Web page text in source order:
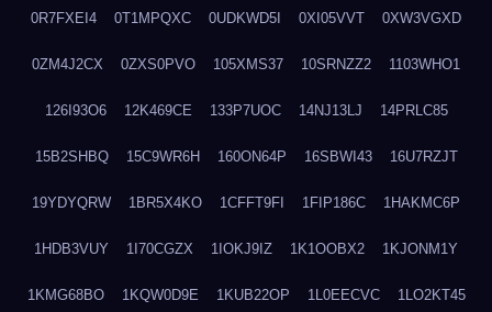
0R7FXEI4 0T1MPQXC 0UDKWD5I 0XI05VVT 0XW3VGXD
0ZM4J2CX 0ZXS0PVO 105XMS37 10SRNZZ2 1103WHO1
126I93O6 12K469CE 133P7UOC 14NJ13LJ 14PRLC85
15B2SHBQ 15C9WR6H 160ON64P 16SBWI43 16U7RZJT
19YDYQRW 1BR5X4KO 1CFFT9FI 1FIP186C 1HAKMC6P
1HDB3VUY 1I70CGZX 1IOKJ9IZ 1K1OOBX2 1KJONM1Y
1KMG68BO 1KQW0D9E 1KUB22OP 1L0EECVC 1LO2KT45